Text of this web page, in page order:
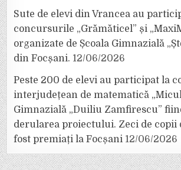
Sute de elevi din Vrancea au
concursurile „Grămăticel” și
organizate de Școala Gimnazială
din Focșani. 12/06/2026
Peste 200 de elevi au participat la
interjudețean de matematică „Micul
Gimnazială „Duiliu Zamfirescu”
derularea proiectului. Zeci de copii
fost premiați la Focșani 12/06/2026